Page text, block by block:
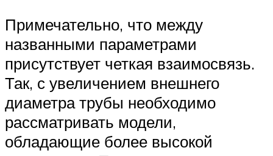
Примечательно, что между
названными параметрами
присутствует четкая взаимосвязь.
Так, с увеличением внешнего
диаметра трубы необходимо
рассматривать модели,
обладающие более высокой